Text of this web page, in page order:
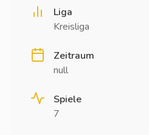
Liga
Kreisliga
Zeitraum
null
Spiele
7